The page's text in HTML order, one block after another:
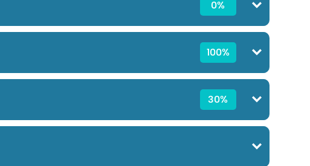
0%
100%
30%